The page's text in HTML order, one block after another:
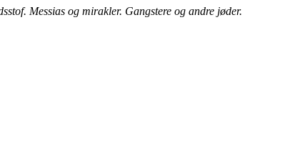
Messias og mirakler. Gangstere og andre jøder.